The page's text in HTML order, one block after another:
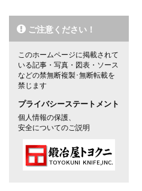
ご注意ください！
このホームページに掲載されて
いる記事・写真・図表・ソース
などの禁無断複製･無断転載を
禁じます
プライバシーステートメント
個人情報の保護、
安全についてのご説明